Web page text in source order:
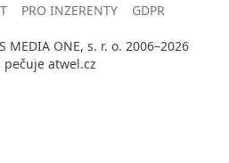
PRO INZERENTY GDPR
MEDIA ONE, s. r. o. 2006–2026